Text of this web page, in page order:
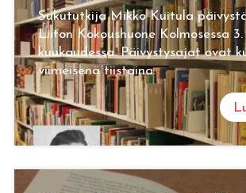
Sukututkija Mikko Kuitula
Liiton Kokoushuone Kolmosessa 3.
kuukaudessa. Päivystysajat ovat
viimeisenä tiistaina.